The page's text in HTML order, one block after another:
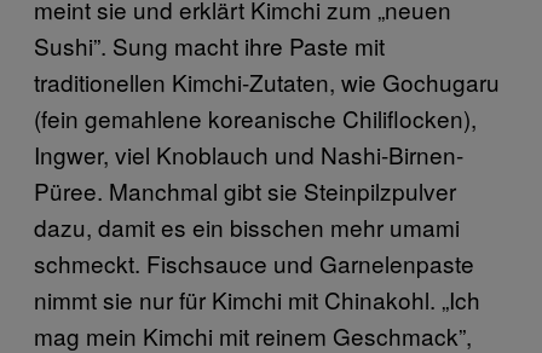
meint sie und erklärt Kimchi zum „neuen
Sushi”. Sung macht ihre Paste mit
traditionellen Kimchi-Zutaten, wie Gochugaru
(fein gemahlene koreanische Chiliflocken),
Ingwer, viel Knoblauch und Nashi-Birnen-
Püree. Manchmal gibt sie Steinpilzpulver
dazu, damit es ein bisschen mehr umami
schmeckt. Fischsauce und Garnelenpaste
nimmt sie nur für Kimchi mit Chinakohl. „Ich
mag mein Kimchi mit reinem Geschmack”,